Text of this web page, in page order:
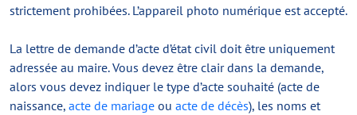
strictement prohibées. L’appareil photo numérique est accepté.
La lettre de demande d’acte d’état civil doit être uniquement
adressée au maire. Vous devez être clair dans la demande,
alors vous devez indiquer le type d’acte souhaité (acte de
naissance, acte de mariage ou acte de décès), les noms et